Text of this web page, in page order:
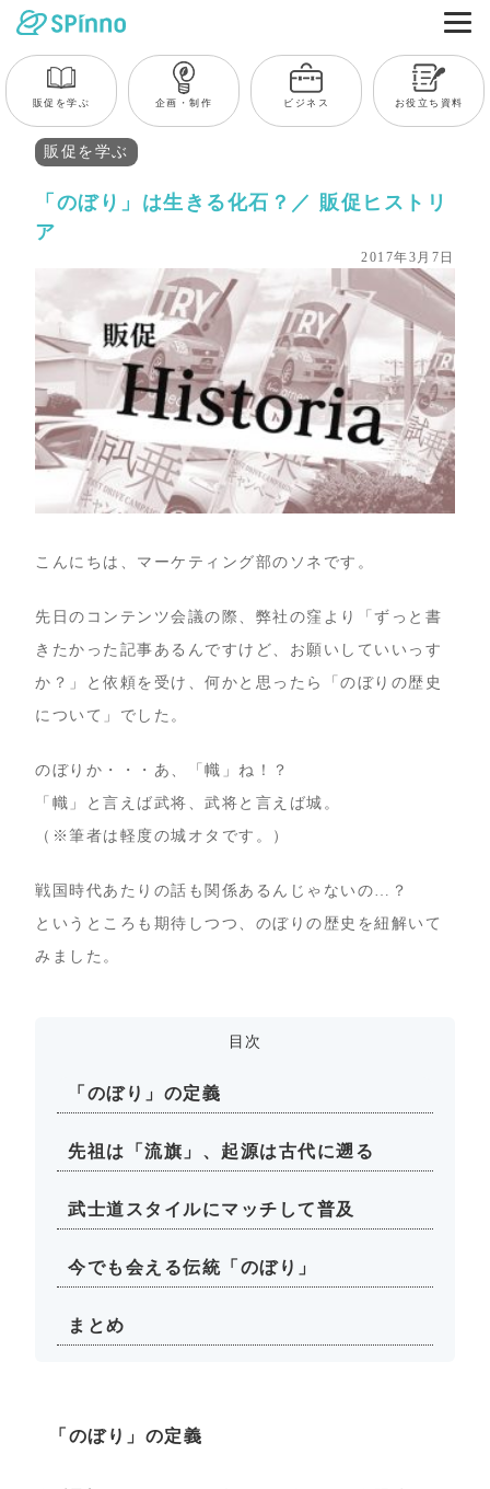
販促を学ぶ 企画・制作 ビジネス お役立ち資料
販促を学ぶ
「のぼり」は生きる化石？／ 販促ヒストリ
ア
2017年3月7日
こんにちは、マーケティング部のソネです。
先日のコンテンツ会議の際、弊社の窪より「ずっと書
きたかった記事あるんですけど、お願いしていいっす
か？」と依頼を受け、何かと思ったら「のぼりの歴史
について」でした。
のぼりか・・・あ、「幟」ね！？
「幟」と言えば武将、武将と言えば城。
（※筆者は軽度の城オタです。）
戦国時代あたりの話も関係あるんじゃないの…？
というところも期待しつつ、のぼりの歴史を紐解いて
みました。
目次
「のぼり」の定義
先祖は「流旗」、起源は古代に遡る
武士道スタイルにマッチして普及
今でも会える伝統「のぼり」
まとめ
「のぼり」の定義